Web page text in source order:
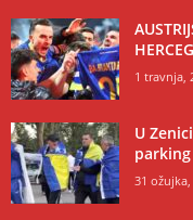
1 travnja,
U
31 ožujka,